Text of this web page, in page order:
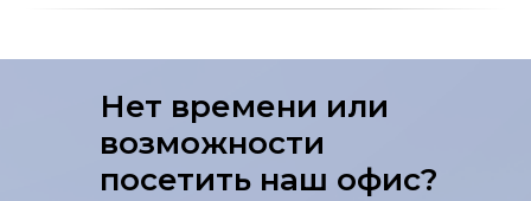
Нет времени или
возможности
посетить наш офис?